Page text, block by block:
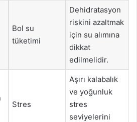
Bol su
tüketimi
Dehidratasyon
riskini azaltmak
için su alımına
dikkat
edilmelidir.
Stres
Aşırı kalabalık
ve yoğunluk
stres
seviyelerini